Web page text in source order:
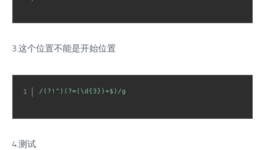
3.这个位置不能是开始位置
/(?!^)(?=(\d{3})+$)/g
4.测试